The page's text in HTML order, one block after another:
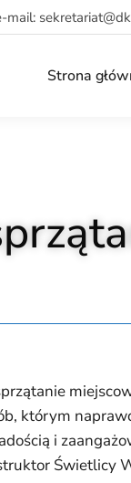
mail:
Strona
którym
i
Świetlicy